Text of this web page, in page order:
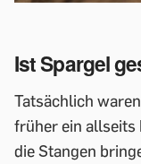
Ist Spargel
Tatsächlich
früher ein allseits
die Stangen